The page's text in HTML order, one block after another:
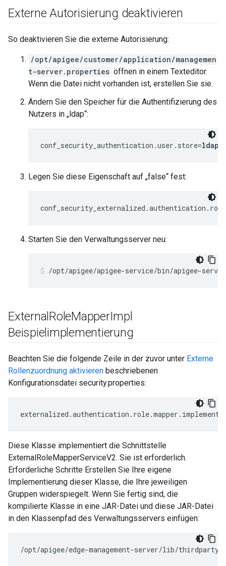
Externe Autorisierung deaktivieren
So deaktivieren Sie die externe Autorisierung:
/opt/apigee/customer/application/managemen
t-server.properties öffnen in einem Texteditor.
Wenn die Datei nicht vorhanden ist, erstellen Sie sie.
Ändern Sie den Speicher für die Authentifizierung des
Nutzers in „ldap“:
conf_security_authentication.user.store=ldap
Legen Sie diese Eigenschaft auf „false“ fest:
Starten Sie den Verwaltungsserver neu:
/opt/apigee/apigee-service/bin/apigee-
External RoleMapperImpl
Beispielimplementierung
Beachten Sie die folgende Zeile in der zuvor unter Externe
Rollenzuordnung aktivieren beschriebenen
Konfigurationsdatei security.properties:
externalized .authentication . role.mapper .
Diese Klasse implementiert die Schnittstelle
ExternalRoleMapperServiceV2. Sie ist erforderlich.
Erforderliche Schritte Erstellen Sie Ihre eigene
Implementierung dieser Klasse, die Ihre jeweiligen
Gruppen widerspiegelt. Wenn Sie fertig sind, die
kompilierte Klasse in eine JAR-Datei und diese JAR-Datei
in den Klassenpfad des Verwaltungsservers einfügen:
/opt/apigee/edge-management-server/lib/thirdparty/